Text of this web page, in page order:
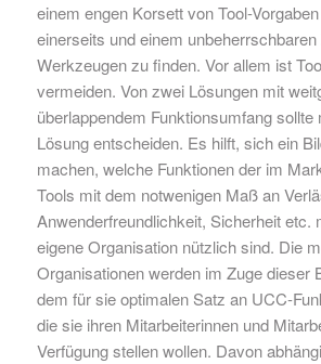
einem engen Korsett von Tool-
einerseits und einem
Werkzeugen zu finden. Vor allem ist
vermeiden. Von zwei Lösungen mit
überlappendem Funktionsumfang sollte
Lösung entscheiden. Es hilft, sich ein
machen, welche Funktionen der im
Tools mit dem notwenigen Maß an
Anwenderfreundlichkeit, Sicherheit etc.
eigene Organisation nützlich sind. Die
Organisationen werden im Zuge dieser
dem für sie optimalen Satz an UCC-
die sie ihren Mitarbeiterinnen und
Verfügung stellen wollen. Davon